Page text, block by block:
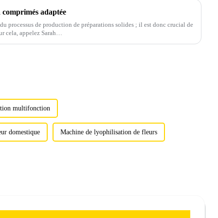
adaptée
processus de production de préparations solides ; il est donc crucial de
cela, appelez Sarah…
multifonction
domestique Machine de lyophilisation de fleurs